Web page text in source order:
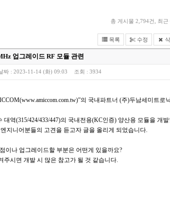
총 게시물 2,794건, 최근
목록 수정
업그레이드 RF 모듈 관련
짜 : 2023-11-14 (화) 09:03 조회 : 3934
의 국내파트너 (주)두남세미트로
대역(315/424/433/447)의 국내전용(KC인증) 양산용 모듈을 개
지니어분들의 고견을 듣고자 글을 올리게 되었습니다.
이나 업그레이드할 부분은 어떤게 있을까요?
주시면 개발 시 많은 참고가 될 것 같습니다.